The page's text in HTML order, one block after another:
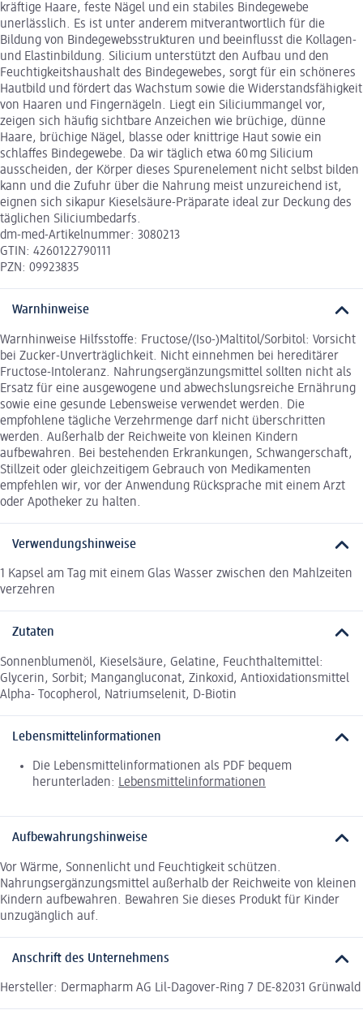
kräftige Haare, feste Nägel und ein stabiles Bindegewebe
unerlässlich. Es ist unter anderem mitverantwortlich für die
Bildung von Bindegewebsstrukturen und beeinflusst die Kollagen-
und Elastinbildung. Silicium unterstützt den Aufbau und den
Feuchtigkeitshaushalt des Bindegewebes, sorgt für ein schöneres
Hautbild und fördert das Wachstum sowie die Widerstandsfähigkeit
von Haaren und Fingernägeln. Liegt ein Siliciummangel vor,
zeigen sich häufig sichtbare Anzeichen wie brüchige, dünne
Haare, brüchige Nägel, blasse oder knittrige Haut sowie ein
schlaffes Bindegewebe. Da wir täglich etwa 60 mg Silicium
ausscheiden, der Körper dieses Spurenelement nicht selbst bilden
kann und die Zufuhr über die Nahrung meist unzureichend ist,
eignen sich sikapur Kieselsäure-Präparate ideal zur Deckung des
täglichen Siliciumbedarfs.
dm-med-Artikelnummer: 3080213
GTIN: 4260122790111
PZN: 09923835
Warnhinweise
Warnhinweise Hilfsstoffe: Fructose/(Iso-)Maltitol/Sorbitol: Vorsicht
bei Zucker-Unverträglichkeit. Nicht einnehmen bei hereditärer
Fructose-Intoleranz. Nahrungsergänzungsmittel sollten nicht als
Ersatz für eine ausgewogene und abwechslungsreiche Ernährung
sowie eine gesunde Lebensweise verwendet werden. Die
empfohlene tägliche Verzehrmenge darf nicht überschritten
werden. Außerhalb der Reichweite von kleinen Kindern
aufbewahren. Bei bestehenden Erkrankungen, Schwangerschaft,
Stillzeit oder gleichzeitigem Gebrauch von Medikamenten
empfehlen wir, vor der Anwendung Rücksprache mit einem Arzt
oder Apotheker zu halten.
Verwendungshinweise
1 Kapsel am Tag mit einem Glas Wasser zwischen den Mahlzeiten
verzehren
Zutaten
Sonnenblumenöl, Kieselsäure, Gelatine, Feuchthaltemittel:
Glycerin, Sorbit; Mangangluconat, Zinkoxid, Antioxidationsmittel
Alpha- Tocopherol, Natriumselenit, D-Biotin
Lebensmittelinformationen
Die Lebensmittelinformationen als PDF bequem
herunterladen: Lebensmittelinformationen
Aufbewahrungshinweise
Vor Wärme, Sonnenlicht und Feuchtigkeit schützen.
Nahrungsergänzungsmittel außerhalb der Reichweite von kleinen
Kindern aufbewahren. Bewahren Sie dieses Produkt für Kinder
unzugänglich auf.
Anschrift des Unternehmens
Hersteller: Dermapharm AG Lil-Dagover-Ring 7 DE-82031 Grünwald